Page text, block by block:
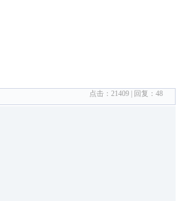
点击： 21409 | 回复： 48